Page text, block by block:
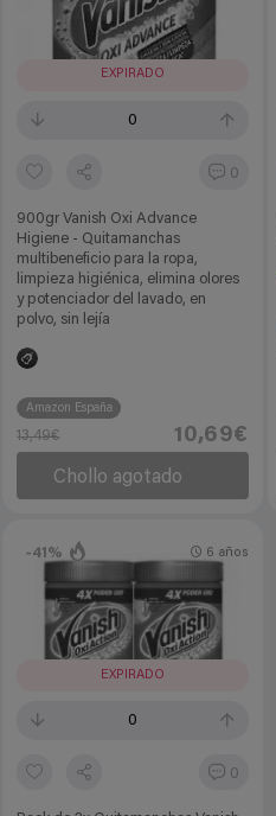
EXPIRADO
0
0
900gr Vanish Oxi Advance
Higiene - Quitamanchas
multibeneficio para la ropa,
limpieza higiénica, elimina olores
y potenciador del lavado, en
polvo, sin lejía
Amazon España
13,49€ 10,69€
Chollo agotado
-41%
EXPIRADO
0
0
6 años